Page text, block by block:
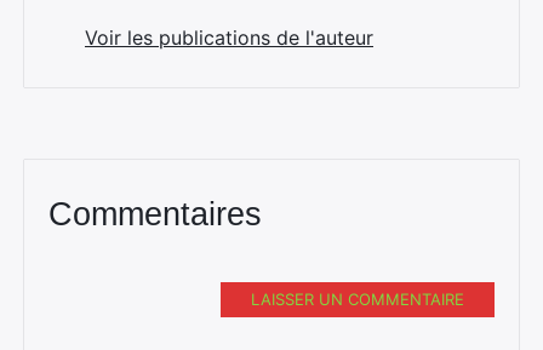
Voir les publications de l'auteur
Commentaires
LAISSER UN COMMENTAIRE